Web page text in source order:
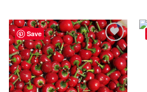
Save
lägg till
i
favoriter